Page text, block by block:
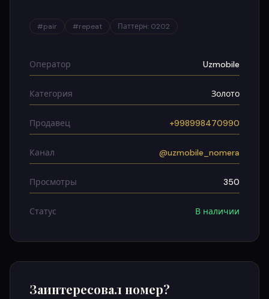
#pair #repeat Паттерн: 0202
Оператор Uzmobile
Категория Золото
Продавец +998998470990
Канал @uzmobile_nomera
Просмотры 350
Статус В наличии
Заинтересовал номер?